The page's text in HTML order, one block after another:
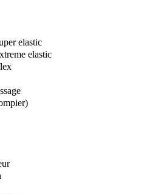
elastic
elastic